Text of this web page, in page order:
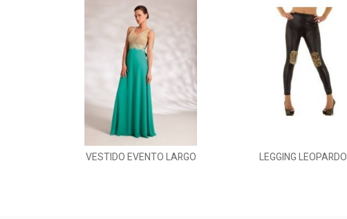
Añadir al carrito
VESTIDO EVENTO LARGO Añadir al carrito
LEGGING LEOPARDO